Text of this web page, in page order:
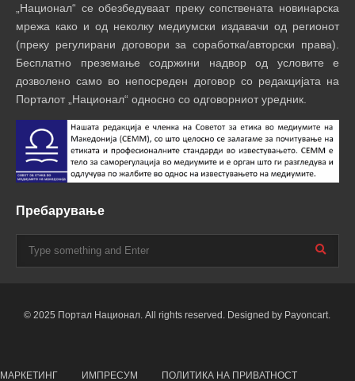
„Национал“ се обезбедуваат преку сопствената новинарска
мрежа како и од неколку медиумски издавачи од регионот
(преку регулирани договори за соработка/авторски права).
Бесплатно преземање содржини надвор од условите е
дозволено само во непосреден договор со редакцијата на
Порталот „Национал“ односно со одговорниот уредник.
Пребарување
© 2025 Портал Национал. All rights reserved. Designed by Payoncart.
МАРКЕТИНГ ИМПРЕСУМ ПОЛИТИКА НА ПРИВАТНОСТ